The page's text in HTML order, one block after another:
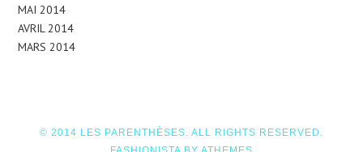
MAI 2014
AVRIL 2014
MARS 2014
© 2014 LES PARENTHÈSES. ALL RIGHTS RESERVED.